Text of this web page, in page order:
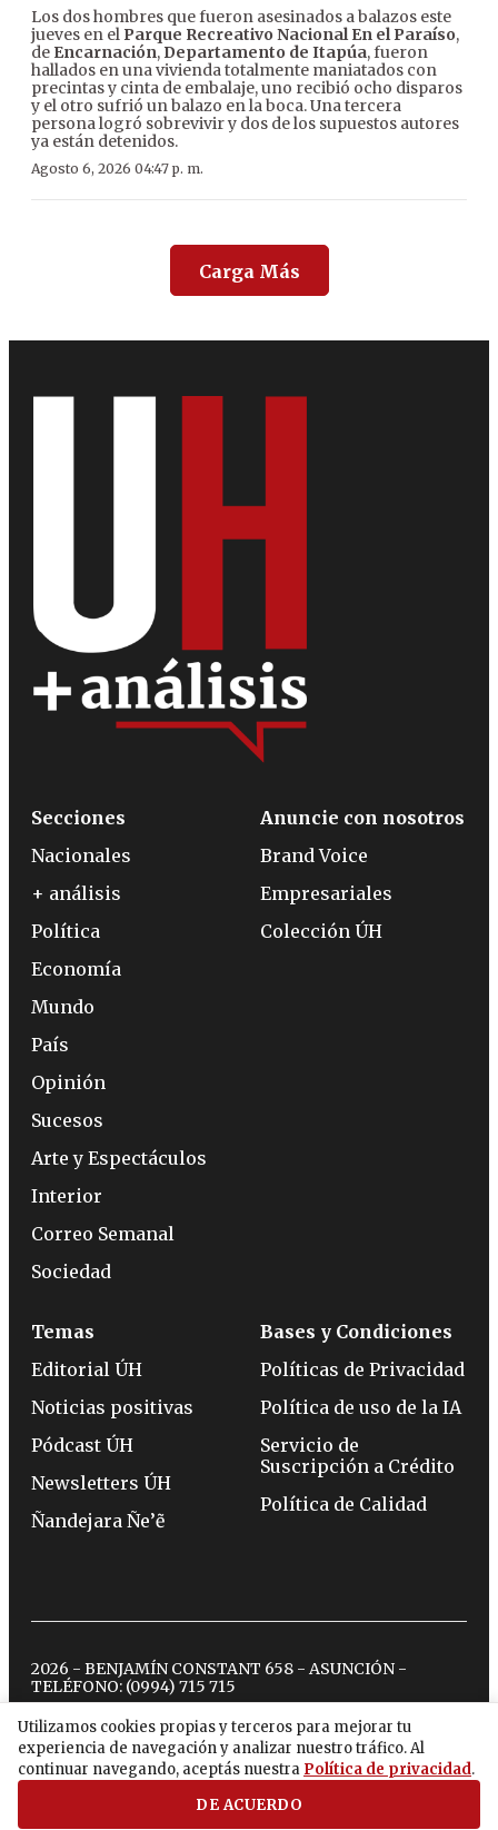
Los dos hombres que fueron asesinados a balazos este
jueves en el Parque Recreativo Nacional En el Paraíso,
de Encarnación, Departamento de Itapúa, fueron
hallados en una vivienda totalmente maniatados con
precintas y cinta de embalaje, uno recibió ocho disparos
y el otro sufrió un balazo en la boca. Una tercera
persona logró sobrevivir y dos de los supuestos autores
ya están detenidos.
Agosto 6, 2026 04:47 p. m.
Carga Más
Utilizamos cookies propias y terceros para mejorar tu
experiencia de navegación y analizar nuestro tráfico. Al
continuar navegando, aceptás nuestra Política de privacidad.
DE ACUERDO
Secciones
Nacionales
+ análisis
Política
Economía
Mundo
País
Opinión
Sucesos
Arte y Espectáculos
Interior
Correo Semanal
Sociedad
Anuncie con nosotros
Brand Voice
Empresariales
Colección ÚH
Temas
Editorial ÚH
Noticias positivas
Pódcast ÚH
Newsletters ÚH
Ñandejara Ñe’ẽ
Bases y Condiciones
Políticas de Privacidad
Política de uso de la IA
Servicio de
Suscripción a Crédito
Política de Calidad
2026 - BENJAMÍN CONSTANT 658 - ASUNCIÓN -
TELÉFONO: (0994) 715 715
twitterinstagram
facebook
tiktokyoutubespotify